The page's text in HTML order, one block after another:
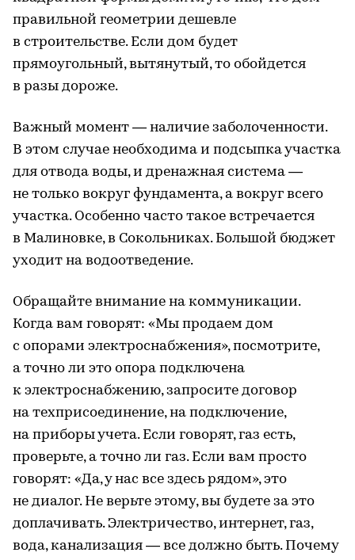
правильной геометрии дешевле
в строительстве. Если дом будет
прямоугольный, вытянутый, то обойдется
в разы дороже.
Важный момент — наличие заболоченности.
В этом случае необходима и подсыпка участка
для отвода воды, и дренажная система —
не только вокруг фундамента, а вокруг всего
участка. Особенно часто такое встречается
в Малиновке, в Сокольниках. Большой бюджет
уходит на водоотведение.
Обращайте внимание на коммуникации.
Когда вам говорят: «Мы продаем дом
с опорами электроснабжения», посмотрите,
а точно ли это опора подключена
к электроснабжению, запросите договор
на техприсоединение, на подключение,
на приборы учета. Если говорят, газ есть,
проверьте, а точно ли газ. Если вам просто
говорят: «Да, у нас все здесь рядом», это
не диалог. Не верьте этому, вы будете за это
доплачивать. Электричество, интернет, газ,
вода, канализация — все должно быть. Почему